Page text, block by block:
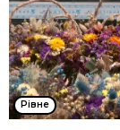
Рівне